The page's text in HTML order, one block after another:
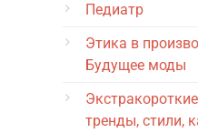
Педиатр
Этика в
Будущее моды
тренды, стили,